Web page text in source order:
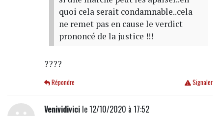
quoi cela serait condamnable..cela
ne remet pas en cause le verdict
prononcé de la justice !!!
????
Signaler
Répondre
Venividivicile 12/10/2020 à 17:52